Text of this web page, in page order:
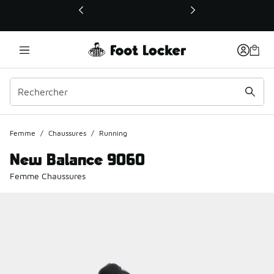
Ce lien ouvrira une nouvelle fenêtre
Femme / Chaussures / Running
New Balance 9060
Femme Chaussures